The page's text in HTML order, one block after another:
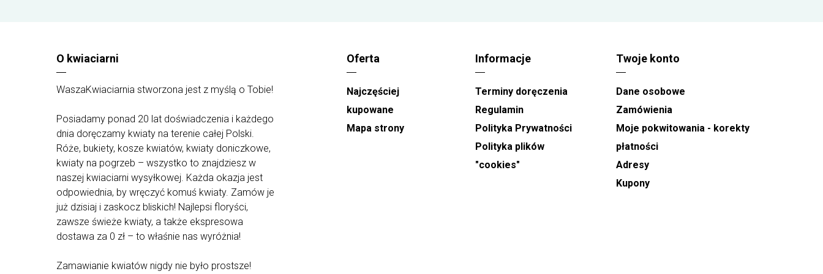
dodatek w postaci kosza w odpowiedniej
wielkości z zakładki dodatki do kwiatów.
Najlepsi floryści w Polsce gwarantują świeżość
dobierają kwiaty, aby stworzyć z nich piękne
bukiety i doręczyć je pod wskazany adres. W
związku z różnorodnym występowaniem kwiatów
w poszczególnych rejonach Polski oraz
indywidualnym stylem układania każdego florysty,
kompozycje mogą się różnić od tych
przedstawionych na zdjęciu.
doręczamy w godzinach 8-22 bez możliwości
Prosimy pamiętać, że wybrane na stronie
przedziały czasowe to jedynie
orientacyjna pora
. Konkretną godzinę gwarantujemy
na ślub i na
O kwiaciarni
WaszaKwiaciarnia stworzona jest z myślą o Tobie!
Posiadamy ponad 20 lat doświadczenia i każdego
dnia doręczamy kwiaty na terenie całej Polski.
Róże, bukiety, kosze kwiatów, kwiaty doniczkowe,
kwiaty na pogrzeb – wszystko to znajdziesz w
naszej kwiaciarni wysyłkowej. Każda okazja jest
odpowiednia, by wręczyć komuś kwiaty. Zamów je
już dzisiaj i zaskocz bliskich! Najlepsi floryści,
zawsze świeże kwiaty, a także ekspresowa
dostawa za 0 zł – to właśnie nas wyróżnia!
Zamawianie kwiatów nigdy nie było prostsze!
Oferta
Najczęściej
kupowane
Mapa strony
Informacje
Terminy doręczenia
Regulamin
Polityka Prywatności
Polityka plików
"cookies"
Twoje konto
Dane osobowe
Zamówienia
Moje pokwitowania - korekty
płatności
Adresy
Kupony